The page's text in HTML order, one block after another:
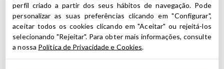
1 lápis de pintura facial preto Jumbo
1 Máscara dourada para cabelo
Uma folha de tatuagem
Uma esponja de látex
1 cartão de tutorial
perfil criado a partir dos seus hábitos de navegação. Pode
personalizar as suas preferências clicando em "Configurar",
aceitar todos os cookies clicando em "Aceitar" ou rejeitá-los
selecionando "Rejeitar". Para obter mais informações, consulte
a nossa Política de Privacidade e Cookies.